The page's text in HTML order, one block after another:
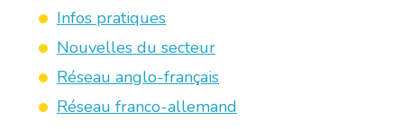
Infos pratiques
Nouvelles du secteur
Réseau anglo-français
Réseau franco-allemand